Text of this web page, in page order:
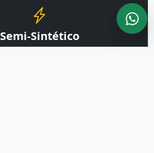
Semi-Sintético